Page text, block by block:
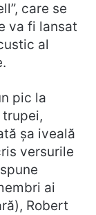
care se
va fi lansat
al
pic la
șa iveală
versurile
ai
Robert